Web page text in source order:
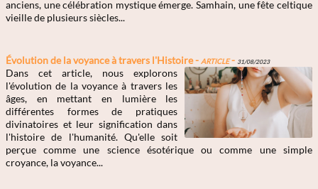
anciens, une célébration mystique émerge. Samhain, une fête celtique
vieille de plusieurs siècles...
Évolution de la voyance à travers l'Histoire -Article- 31/08/2023
Dans cet article, nous explorons
l'évolution de la voyance à travers les
âges, en mettant en lumière les
différentes formes de pratiques
divinatoires et leur signification dans
l'histoire de l'humanité. Qu'elle soit
perçue comme une science ésotérique ou comme une simple
croyance, la voyance...